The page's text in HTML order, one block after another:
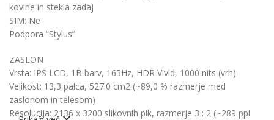
kovine in stekla zadaj
SIM: Ne
Podpora “Stylus”
ZASLON
Vrsta: IPS LCD, 1B barv, 165Hz, HDR Vivid, 1000 nits (vrh)
Velikost: 13,3 palca, 527.0 cm2 (~89,0 % razmerje med
zaslonom in telesom)
Resolucija: 2136 x 3200 slikovnih pik, razmerje 3 : 2 (~289 ppi